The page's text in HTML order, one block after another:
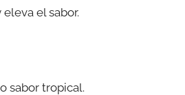
eleva el sabor.
sabor tropical.